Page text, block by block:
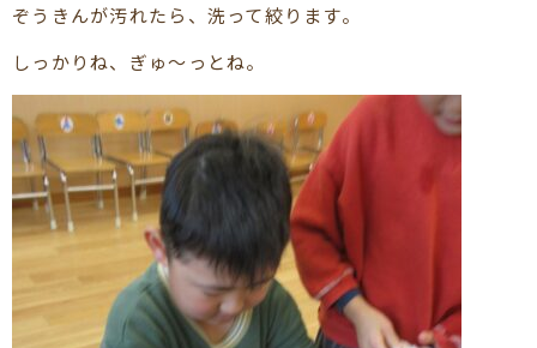
ぞうきんが汚れたら、洗って絞ります。
しっかりね、ぎゅ～っとね。